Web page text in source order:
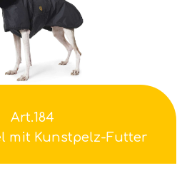
Art.184
mit Kunstpelz-Futter